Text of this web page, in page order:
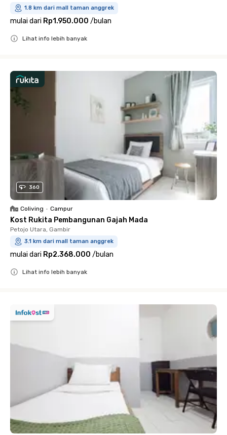
1.8 km dari mall taman anggrek
mulai dari Rp1.950.000 /bulan
Lihat info lebih banyak
360
Coliving • Campur
Kost Rukita Pembangunan Gajah Mada
Petojo Utara, Gambir
3.1 km dari mall taman anggrek
mulai dari Rp2.368.000 /bulan
Lihat info lebih banyak